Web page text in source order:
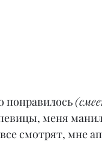
понравилось
меня
смотрят, мне